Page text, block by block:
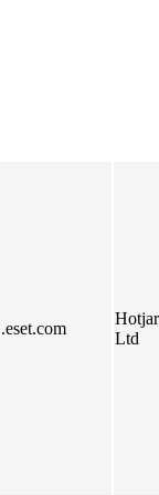
.eset.com
Hotjar
Ltd